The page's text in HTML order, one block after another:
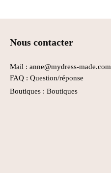
Nous contacter
Mail : anne@mydress-made.com
FAQ : Question/réponse
Boutiques : Boutiques